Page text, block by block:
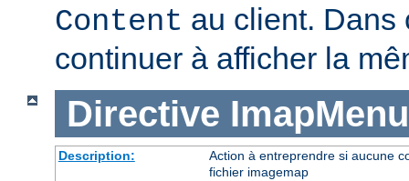
Content au client. Dans
continuer à afficher la
Directive ImapMenu
Description:
Action à entreprendre si aucune
fichier imagemap